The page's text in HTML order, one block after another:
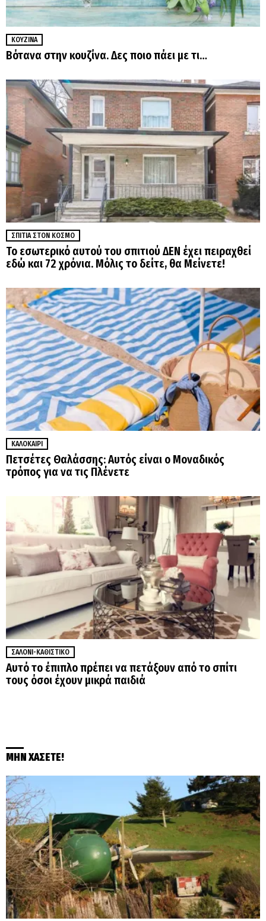
ΚΟΥΖΊΝΑ
Βότανα στην κουζίνα. Δες ποιο πάει με τι…
ΣΠΊΤΙΑ ΣΤΟΝ ΚΌΣΜΟ
Το εσωτερικό αυτού του σπιτιού ΔΕΝ έχει πειραχθεί
εδώ και 72 χρόνια. Μόλις το δείτε, θα Μείνετε!
ΚΑΛΟΚΑΊΡΙ
Πετσέτες Θαλάσσης: Αυτός είναι ο Μοναδικός
τρόπος για να τις Πλένετε
ΣΑΛΌΝΙ-ΚΑΘΙΣΤΙΚΌ
Αυτό το έπιπλο πρέπει να πετάξουν από το σπίτι
τους όσοι έχουν μικρά παιδιά
ΜΗΝ ΧΑΣΕΤΕ!